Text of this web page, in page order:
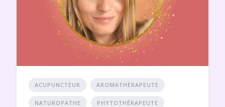
ACUPUNCTEUR AROMATHÉRAPEUTE
NATUROPATHE PHYTOTHÉRAPEUTE